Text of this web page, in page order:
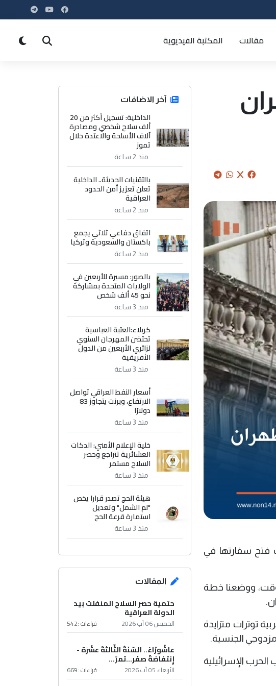
مقالات المكتبة الفيديوية
فتح سفارتها في
مؤقت، ووضعنا خطة
توترات متزايدة
مزدوجي الجنسية.
الإسرائيلية
آخر الاضافات
الداخلية: تسجيل أكثر من 20
ألف سلاح شخصي ومصادرة
آلاف الأسلحة والاعتدة خلال
تموز
منذ 2 ساعة
بالتقنيات الحديثة.. الداخلية
تعلن تعزيز أمن الحدود
العراقية
منذ 2 ساعة
اتفاق دفاعي ثلاثي يجمع
باكستان والسعودية وتركيا
منذ 2 ساعة
بالصور: مسيرة للأربعين في
الولايات المتحدة بمشاركة
نحو 45 ألف شخص
منذ 3 ساعة
كربلاء:العتبة العباسية
تحتضن المهرجان السنوي
لزائري الأربعين من الدول
الأفريقية
منذ 3 ساعة
أسعار النفط العراقي تواصل
الارتفاع، وبرنت يتجاوز 83
دولارًا
منذ 3 ساعة
خلية الإعلام الأمني: الدكات
العشائرية تتراجع وحصر
السلاح مستمر
منذ 3 ساعة
هيئة الحج تصدر قرارا يخص
"لم الشمل" وتعديل
استمارة قرعة الحج
منذ 3 ساعة
المقالات
حتمية حصر السلاح المنفلت بيد
الدولة العراقية
الخميس 06 آب 2026 قراءات :542
عاشُورْاءُ.. السّنَةُ الثّالثةَ عشَرَة -
إِنتفاضةُ صفَر…تمرّ...
الأربعاء 05 آب 2026 قراءات :669